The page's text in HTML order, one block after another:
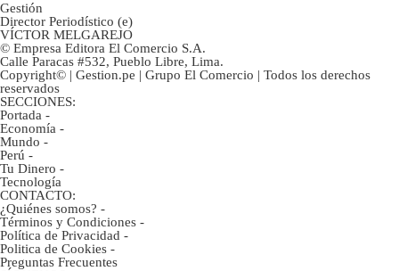
Gestión
Director Periodístico (e)
VÍCTOR MELGAREJO
© Empresa Editora El Comercio S.A.
Calle Paracas #532, Pueblo Libre, Lima.
Copyright© | Gestion.pe | Grupo El Comercio | Todos los derechos
reservados
SECCIONES:
Portada -
Economía -
Mundo -
Perú -
Tu Dinero -
Tecnología
CONTACTO:
¿Quiénes somos? -
Términos y Condiciones -
Política de Privacidad -
Politica de Cookies -
Preguntas Frecuentes